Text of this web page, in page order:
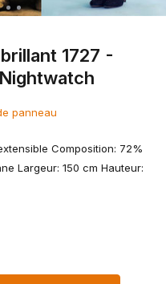
1727 -
panneau
Composition: 72%
Largeur: 150 cm Hauteur: